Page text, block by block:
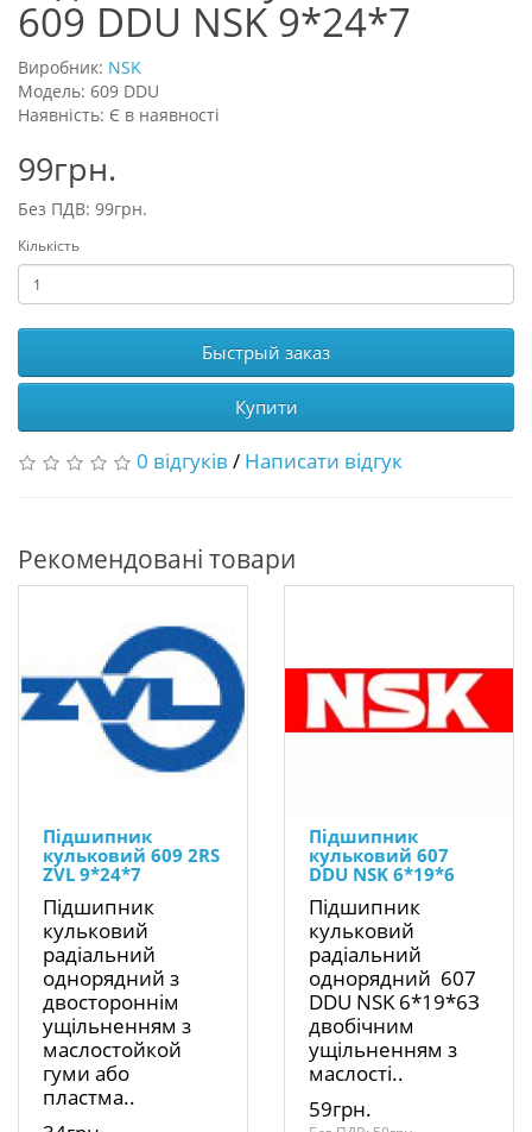
609 DDU NSK 9*24*7
Виробник: NSK
Модель: 609 DDU
Наявність: Є в наявності
99грн.
Без ПДВ: 99грн.
Кількість
Быстрый заказ
Купити
0 відгуків / Написати відгук
Рекомендовані товари
Підшипник
кульковий 609 2RS
ZVL 9*24*7
Підшипник
кульковий
радіальний
однорядний з
двостороннім
ущільненням з
маслостойкой
гуми або
пластма..
Підшипник
кульковий 607
DDU NSK 6*19*6
Підшипник
кульковий
радіальний
однорядний 607
DDU NSK 6*19*6З
двобічним
ущільненням з
маслості..
59грн.